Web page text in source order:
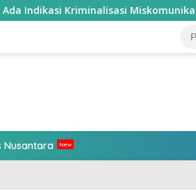
Miskomunikasi Internal?
Nusantara